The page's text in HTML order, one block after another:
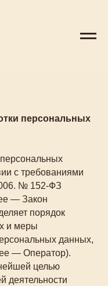
персональных
с требованиями
№ 152-ФЗ
— Закон
порядок
и меры
данных,
— Оператор).
целью
деятельности